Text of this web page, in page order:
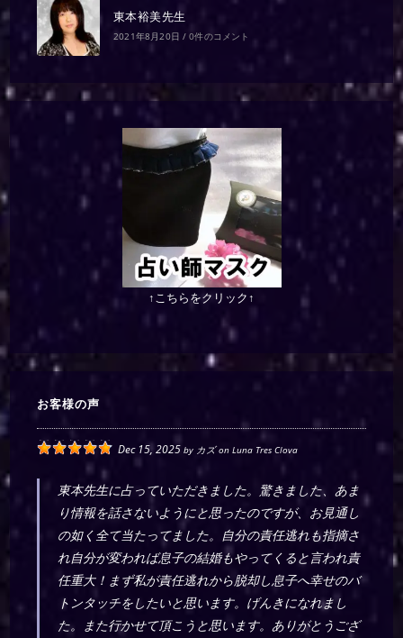
東本裕美先生
2021年8月20日 / 0件のコメント
↑こちらをクリック↑
お客様の声
Dec 15, 2025 by カズonLuna Tres Clova
東本先生に占っていただきました。驚きました、あま
り情報を話さないようにと思ったのですが、お見通し
の如く全て当たってました。自分の責任逃れも指摘さ
れ自分が変われば息子の結婚もやってくると言われ責
任重大！まず私が責任逃れから脱却し息子へ幸せのバ
トンタッチをしたいと思います。げんきになれまし
た。また行かせて頂こうと思います。ありがとうござ